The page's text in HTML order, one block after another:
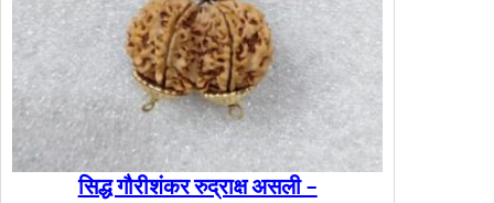
सिद्ध गौरीशंकर रुद्राक्ष असली –